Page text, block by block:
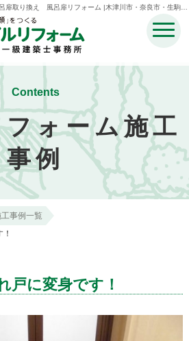
取り換え 風呂扉リフォーム |木津川市・奈良市・生駒
となら宝優工務店アスマイルリフォーム
Contents
ォーム施工
事例
事例一覧
戸に変身です！